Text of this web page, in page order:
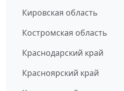
Кировская область
Костромская область
Краснодарский край
Красноярский край